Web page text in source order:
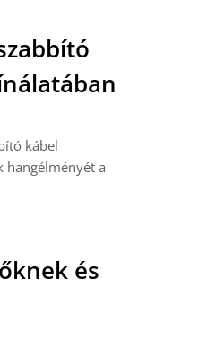
kábel
hangélményét a
és